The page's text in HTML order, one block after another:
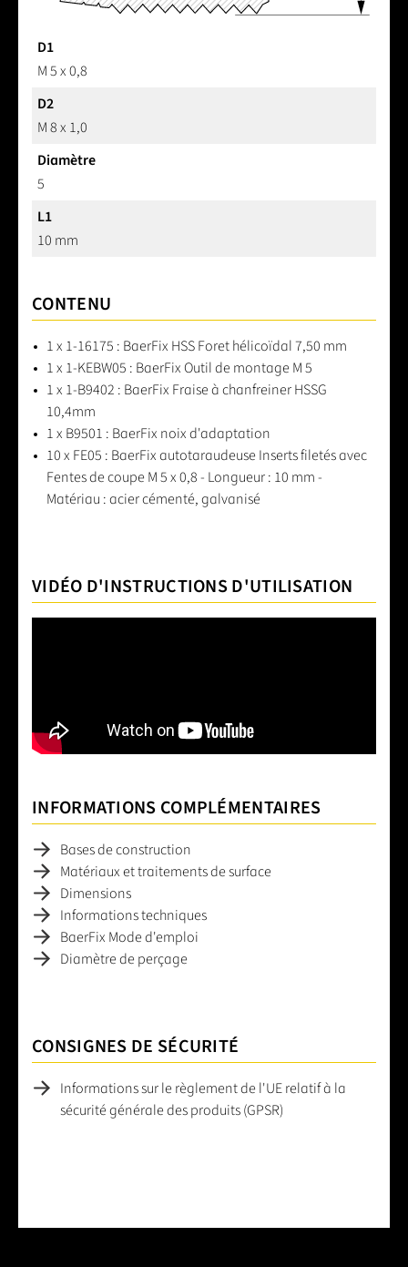
D1
M 5 x 0,8
D2
M 8 x 1,0
Diamètre
5
L1
10 mm
CONTENU
1 x 1-16175 : BaerFix HSS Foret hélicoïdal 7,50 mm
1 x 1-KEBW05 : BaerFix Outil de montage M 5
1 x 1-B9402 : BaerFix Fraise à chanfreiner HSSG
10,4mm
1 x B9501 : BaerFix noix d'adaptation
10 x FE05 : BaerFix autotaraudeuse Inserts filetés avec
Fentes de coupe M 5 x 0,8 - Longueur : 10 mm -
Matériau : acier cémenté, galvanisé
VIDÉO D'INSTRUCTIONS D'UTILISATION
INFORMATIONS COMPLÉMENTAIRES
Bases de construction
Matériaux et traitements de surface
Dimensions
Informations techniques
BaerFix Mode d'emploi
Diamètre de perçage
CONSIGNES DE SÉCURITÉ
Informations sur le règlement de l'UE relatif à la
sécurité générale des produits (GPSR)